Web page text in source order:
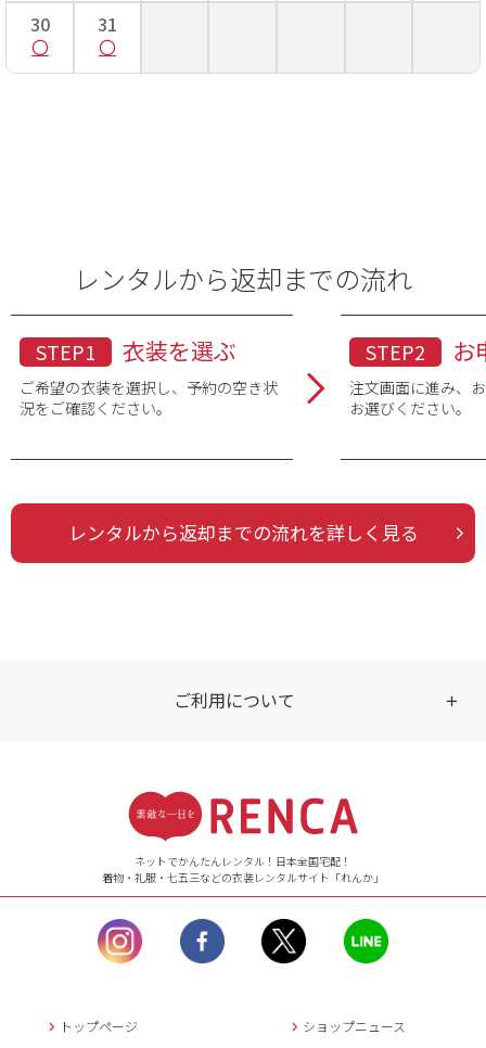
30 31
レンタルから返却までの流れ
STEP1 衣装を選ぶ
ご希望の衣装を選択し、予約の空き状
況をご確認ください。
STEP2 お
注文画面に進み、
お選びください。
レンタルから返却までの流れを詳しく見る
ご利用について
【ご注文（インターネット）】
24時間年中無休
【お問い合わせ窓口（メー
ル）】10:00~17:00
土曜日、日曜日、臨
時休業日を除く。
営業時間外にいただ
返信させていただきま
ネットでかんたんレンタル！日本全国宅配！
着物・礼服・七五三などの衣装レンタルサイト「れんか」
トップページ ショップニュース